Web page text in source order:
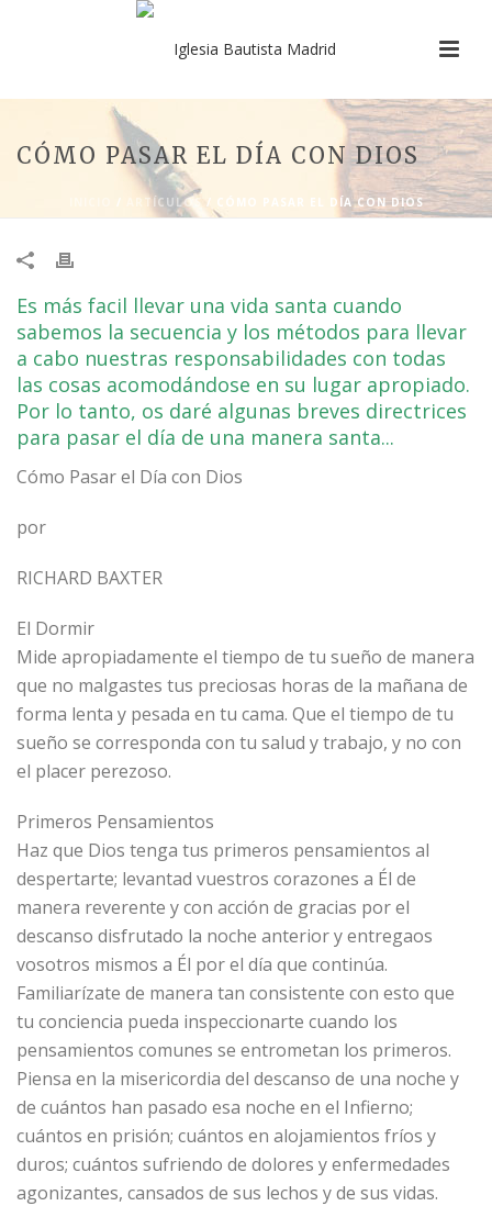
CÓMO PASAR EL DÍA CON DIOS
/ ARTÍCULOS / CÓMO PASAR EL DÍA CON DIOS
​Es más facil llevar una vida santa cuando
sabemos la secuencia y los métodos para llevar
a cabo nuestras responsabilidades con todas
las cosas acomodándose en su lugar apropiado.
Por lo tanto, os daré algunas breves directrices
para pasar el día de una manera santa...
​Cómo Pasar el Día con Dios
por
RICHARD BAXTER
El Dormir
Mide apropiadamente el tiempo de tu sueño de manera
que no malgastes tus preciosas horas de la mañana de
forma lenta y pesada en tu cama. Que el tiempo de tu
sueño se corresponda con tu salud y trabajo, y no con
el placer perezoso.
Primeros Pensamientos
Haz que Dios tenga tus primeros pensamientos al
despertarte; levantad vuestros corazones a Él de
manera reverente y con acción de gracias por el
descanso disfrutado la noche anterior y entregaos
vosotros mismos a Él por el día que continúa.
Familiarízate de manera tan consistente con esto que
tu conciencia pueda inspeccionarte cuando los
pensamientos comunes se entrometan los primeros.
Piensa en la misericordia del descanso de una noche y
de cuántos han pasado esa noche en el Infierno;
cuántos en prisión; cuántos en alojamientos fríos y
duros; cuántos sufriendo de dolores y enfermedades
agonizantes, cansados de sus lechos y de sus vidas.